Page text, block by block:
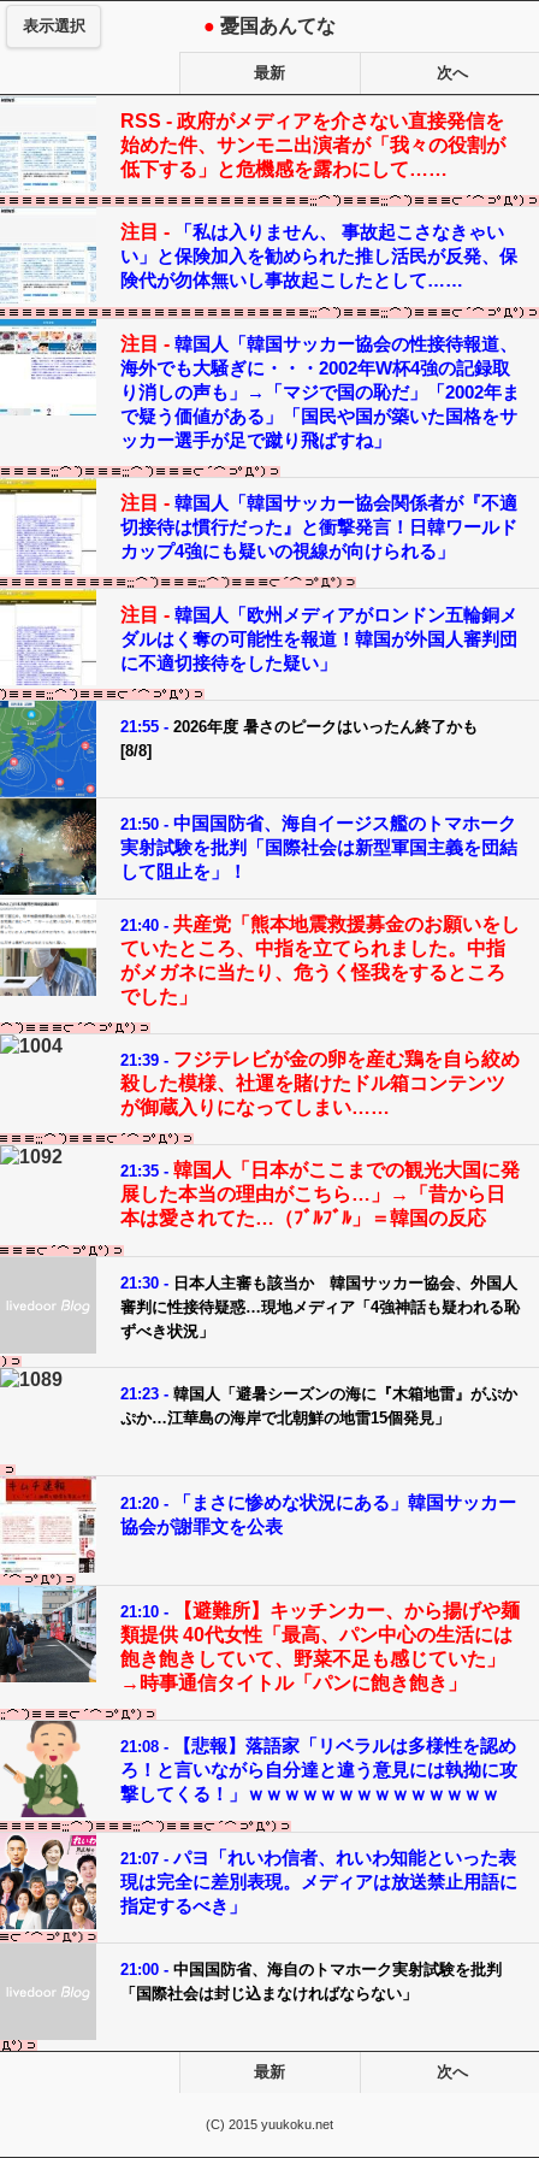
表示選択 ● 憂国あんてな
最新 次へ
RSS - 政府がメディアを介さない直接発信を
始めた件、サンモニ出演者が「我々の役割が
低下する」と危機感を露わにして……
注目 -
「私は入りません、 事故起こさなきゃい
い」と保険加入を勧められた推し活民が反発、保
険代が勿体無いし事故起こしたとして……
注目 - 韓国人「韓国サッカー協会の性接待報道、
海外でも大騒ぎに・・・2002年W杯4強の記録取
り消しの声も」→「マジで国の恥だ」「2002年ま
で疑う価値がある」「国民や国が築いた国格をサ
ッカー選手が足で蹴り飛ばすね」
注目 - 韓国人「韓国サッカー協会関係者が『不適
切接待は慣行だった』と衝撃発言！日韓ワールド
カップ4強にも疑いの視線が向けられる」
注目 - 韓国人「欧州メディアがロンドン五輪銅メ
ダルはく奪の可能性を報道！韓国が外国人審判団
に不適切接待をした疑い」
21:55 - 2026年度 暑さのピークはいったん終了かも
[8/8]
21:50 - 中国国防省、海自イージス艦のトマホーク
実射試験を批判「国際社会は新型軍国主義を団結
して阻止を」！
21:40 - 共産党「熊本地震救援募金のお願いをし
ていたところ、中指を立てられました。中指
がメガネに当たり、危うく怪我をするところ
でした」
21:39 - フジテレビが金の卵を産む鶏を自ら絞め
殺した模様、社運を賭けたドル箱コンテンツ
が御蔵入りになってしまい……
21:35 - 韓国人「日本がここまでの観光大国に発
展した本当の理由がこちら…」→「昔から日
本は愛されてた…（ﾌﾞﾙﾌﾞﾙ」＝韓国の反応
21:30 - 日本人主審も該当か 韓国サッカー協会、外国人
審判に性接待疑惑…現地メディア「4強神話も疑われる恥
ずべき状況」
21:23 - 韓国人「避暑シーズンの海に『木箱地雷』がぷか
ぷか…江華島の海岸で北朝鮮の地雷15個発見」
21:20 -
「まさに惨めな状況にある」韓国サッカー
協会が謝罪文を公表
21:10 -
【避難所】キッチンカー、から揚げや麺
類提供 40代女性「最高、パン中心の生活には
飽き飽きしていて、野菜不足も感じていた」
→時事通信タイトル「パンに飽き飽き」
21:08 -
【悲報】落語家「リベラルは多様性を認め
ろ！と言いながら自分達と違う意見には執拗に攻
撃してくる！」ｗｗｗｗｗｗｗｗｗｗｗｗｗｗ
21:07 - パヨ「れいわ信者、れいわ知能といった表
現は完全に差別表現。メディアは放送禁止用語に
指定するべき」
21:00 - 中国国防省、海自のトマホーク実射試験を批判
「国際社会は封じ込まなければならない」
最新 次へ
(C) 2015 yuukoku.net